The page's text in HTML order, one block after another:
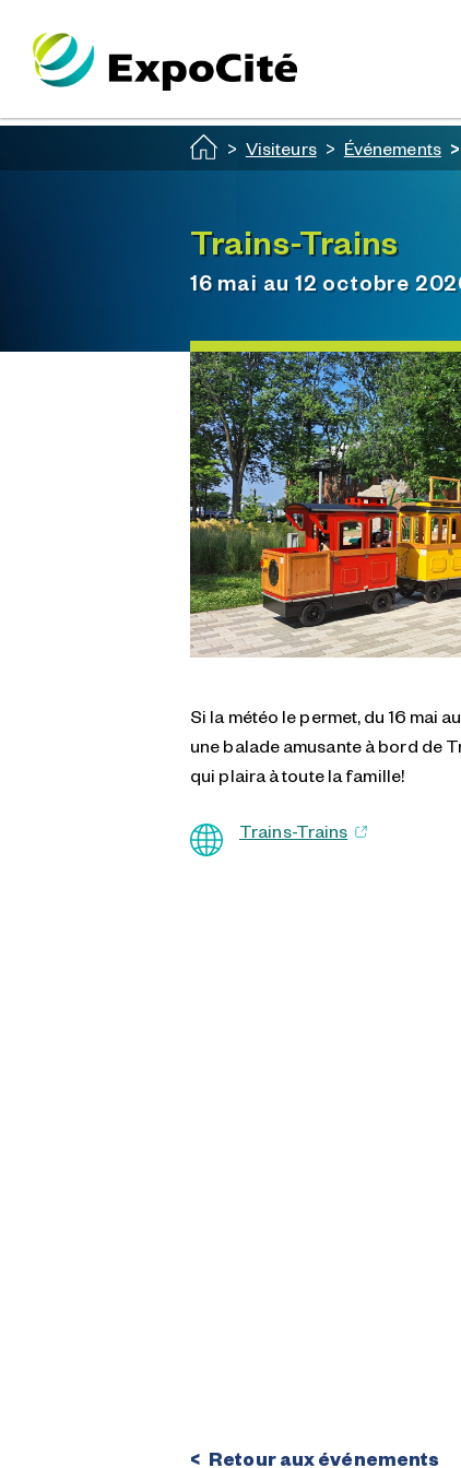
Visiteurs Événements
Trains-Trains
16 mai au 12 octobre
Si la météo le permet, du 16 mai
une balade amusante à bord de
qui plaira à toute la famille!
Trains-Trains
Retour aux événements